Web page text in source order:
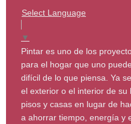
Select Language
▼
Pintar es uno de los
para el hogar que uno
difícil de lo que piensa. Ya
el exterior o el interior de
pisos y casas en lugar de
a ahorrar tiempo, energía y